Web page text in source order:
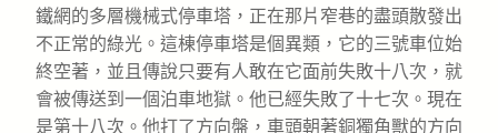
鐵網的多層機械式停車塔，正在那片窄巷的盡頭散發出
不正常的綠光。這棟停車塔是個異類，它的三號車位始
終空著，並且傳說只要有人敢在它面前失敗十八次，就
會被傳送到一個泊車地獄。他已經失敗了十七次。現在
是第十八次。他打了方向盤，車頭朝著銅獨角獸的方向